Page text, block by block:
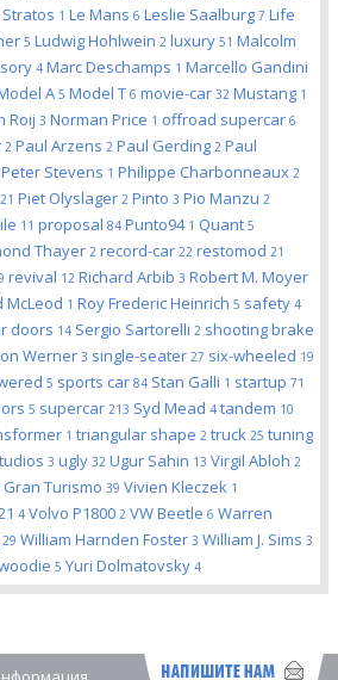
1 Le Mans 6 Leslie Saalburg 7 Life
5 Ludwig Hohlwein 2 luxury 51 Malcolm
4 Marc Deschamps 1 Marcello Gandini
A 5 Model T 6 movie-car 32 Mustang 1
Roij 3 Norman Price 1 offroad supercar 6
2 Paul Arzens 2 Paul Gerding 2 Paul
Peter Stevens 1 Philippe Charbonneaux 2
21 Piet Olyslager 2 Pinto 3 Pio Manzu 2
11 proposal 84 Punto94 1 Quant 5
Thayer 2 record-car 22 restomod 21
revival 12 Richard Arbib 3 Robert M. Moyer
McLeod 1 Roy Frederic Heinrich 5 safety 4
doors 14 Sergio Sartorelli 2 shooting brake
Werner 3 single-seater 27 six-wheeled 19
5 sports car 84 Stan Galli 1 startup 71
5 supercar 213 Syd Mead 4 tandem 10
1 triangular shape 2 truck 25 tuning
3 ugly 32 Ugur Sahin 13 Virgil Abloh 2
Turismo 39 Vivien Kleczek 1
4 Volvo P1800 2 VW Beetle 6 Warren
29 William Harnden Foster 3 William J. Sims 3
5 Yuri Dolmatovsky 4